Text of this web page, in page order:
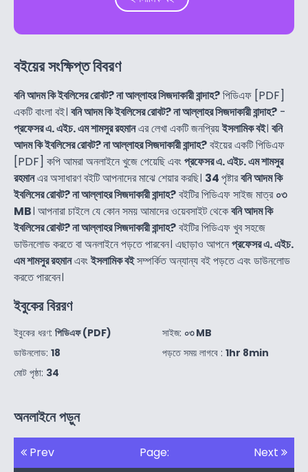
বইয়ের সংক্ষিপ্ত বিবরণ
বনি আদম কি ইবলিসের রোবট? না আল্লাহর সিজদাকারী বান্দাহ?পিডিএফ [PDF]
একটি বাংলা বই। বনি আদম কি ইবলিসের রোবট? না আল্লাহর সিজদাকারী বান্দাহ? -
প্রফেসর এ. এইচ. এম শামসুর রহমানএর লেখা একটি জনপ্রিয়ইসলামিক বই। বনি
আদম কি ইবলিসের রোবট? না আল্লাহর সিজদাকারী বান্দাহ?বইয়ের একটি পিডিএফ
[PDF] কপি আমরা অনলাইনে খুজে পেয়েছি এবংপ্রফেসর এ. এইচ. এম শামসুর
রহমানএর অসাধারণ বইটি আপনাদের মাঝে শেয়ার করছি। 34পৃষ্টারবনি আদম কি
ইবলিসের রোবট? না আল্লাহর সিজদাকারী বান্দাহ?বইটির পিডিএফ সাইজ মাত্র০৩
MB। আপনারা চাইলে যে কোন সময় আমাদের ওয়েবসাইট থেকেবনি আদম কি
ইবলিসের রোবট? না আল্লাহর সিজদাকারী বান্দাহ?বইটির পিডিএফ খুব সহজে
ডাউনলোড করতে বা অনলাইনে পড়তে পারবেন। এছাড়াও আপনেপ্রফেসর এ. এইচ.
এম শামসুর রহমানএবংইসলামিক বইসম্পর্কিত অন্যান্য বই পড়তে এবং ডাউনলোড
করতে পারবেন।
ইবুকের বিররণ
ইবুকের ধরণ: পিডিএফ (PDF)
ডাউনলোড: 18
মোট পৃষ্ঠা: 34
সাইজ: ০৩ MB
পড়তে সময় লাগবে : 1hr 8min
অনলাইনে পড়ুন
Prev Page: Next